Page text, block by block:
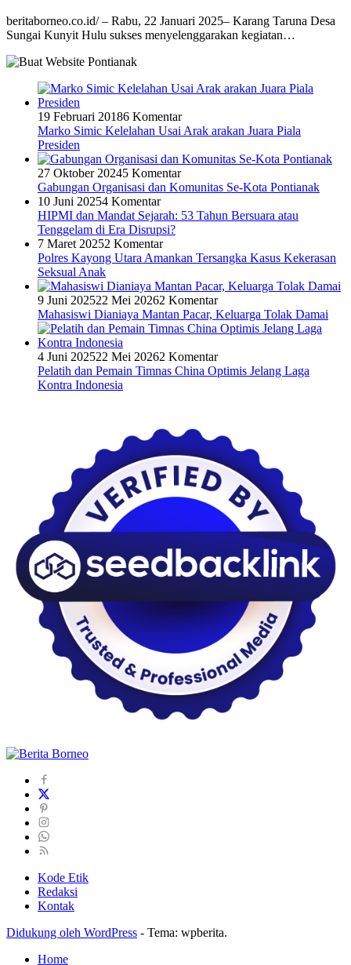
beritaborneo.co.id/ – Rabu, 22 Januari 2025– Karang Taruna Desa
Sungai Kunyit Hulu sukses menyelenggarakan kegiatan…
19 Februari 20186 Komentar
Marko Simic Kelelahan Usai Arak arakan Juara Piala
Presiden
27 Oktober 20245 Komentar
Gabungan Organisasi dan Komunitas Se-Kota Pontianak
10 Juni 20254 Komentar
HIPMI dan Mandat Sejarah: 53 Tahun Bersuara atau
Tenggelam di Era Disrupsi?
7 Maret 20252 Komentar
Polres Kayong Utara Amankan Tersangka Kasus Kekerasan
Seksual Anak
9 Juni 202522 Mei 20262 Komentar
Mahasiswi Dianiaya Mantan Pacar, Keluarga Tolak Damai
4 Juni 202522 Mei 20262 Komentar
Pelatih dan Pemain Timnas China Optimis Jelang Laga
Kontra Indonesia
Kode Etik
Redaksi
Kontak
Didukung oleh WordPress - Tema: wpberita.
Home